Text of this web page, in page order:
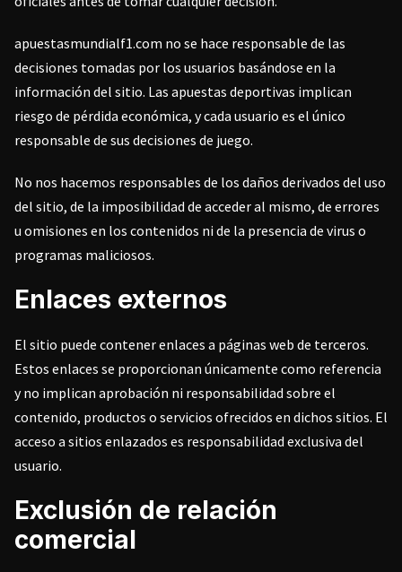
apuestasmundialf1.com no se hace responsable de las
decisiones tomadas por los usuarios basándose en la
información del sitio. Las apuestas deportivas implican
riesgo de pérdida económica, y cada usuario es el único
responsable de sus decisiones de juego.
No nos hacemos responsables de los daños derivados del uso
del sitio, de la imposibilidad de acceder al mismo, de errores
u omisiones en los contenidos ni de la presencia de virus o
programas maliciosos.
Enlaces externos
El sitio puede contener enlaces a páginas web de terceros.
Estos enlaces se proporcionan únicamente como referencia
y no implican aprobación ni responsabilidad sobre el
contenido, productos o servicios ofrecidos en dichos sitios. El
acceso a sitios enlazados es responsabilidad exclusiva del
usuario.
Exclusión de relación
comercial